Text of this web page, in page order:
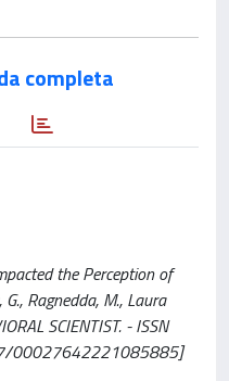
completa
the Perception of
Ragnedda, M., Laura
SCIENTIST. - ISSN
00027642221085885]